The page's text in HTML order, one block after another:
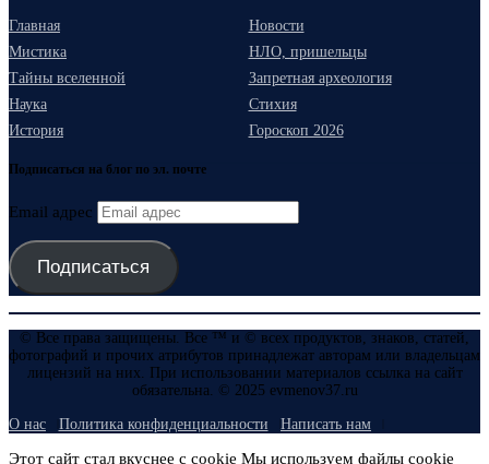
Главная
Новости
Мистика
НЛО, пришельцы
Тайны вселенной
Запретная археология
Наука
Стихия
История
Гороскоп 2026
Подписаться на блог по эл. почте
Email адрес
Подписаться
© Все права защищены. Все ™ и © всех продуктов, знаков, статей,
фотографий и прочих атрибутов принадлежат авторам или владельцам
лицензий на них. При использовании материалов ссылка на сайт
обязательна. © 2025 evmenov37.ru
О нас Политика конфиденциальности Написать нам
Этот сайт стал вкуснее с cookie Мы используем файлы cookie